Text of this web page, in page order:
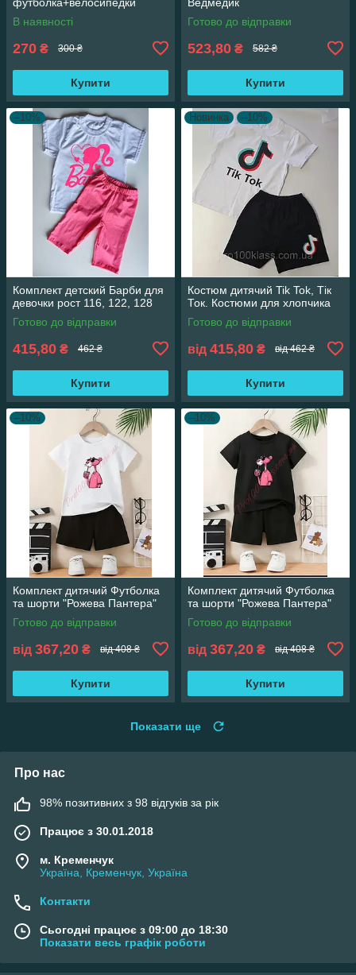
В наявності
270 ₴ 300 ₴
Купити
Готово до відправки
523,80 ₴ 582 ₴
Купити
–10%
Комплект детский Барби для
девочки рост 116, 122, 128
Готово до відправки
415,80 ₴ 462 ₴
Купити
Новинка –10%
Костюм дитячий Tik Tok, Тік
Ток. Костюми для хлопчика
Готово до відправки
від 415,80 ₴ від 462 ₴
Купити
–10%
Комплект дитячий Футболка
та шорти "Рожева Пантера"
Готово до відправки
від 367,20 ₴ від 408 ₴
Купити
–10%
Комплект дитячий Футболка
та шорти "Рожева Пантера"
Готово до відправки
від 367,20 ₴ від 408 ₴
Купити
Показати ще
Про нас
98% позитивних з 98 відгуків за рік
Працює з 30.01.2018
м. Кременчук
Україна, Кременчук, Україна
Контакти
Сьогодні працює з 09:00 до 18:30
Показати весь графік роботи